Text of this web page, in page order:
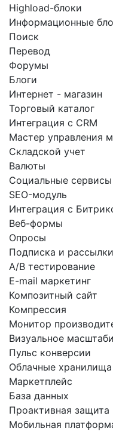
Highload-блоки
Информационные
Поиск
Перевод
Форумы
Блоги
Интернет - магазин
Торговый каталог
Интеграция с CRM
Мастер управления
Складской учет
Валюты
Социальные сервисы
SEO-модуль
Интеграция с
Веб-формы
Опросы
Подписка и рассылки
A/B тестирование
E-mail маркетинг
Композитный сайт
Компрессия
Монитор
Визуальное
Пульс конверсии
Облачные хранилища
Маркетплейс
База данных
Проактивная защита
Мобильная